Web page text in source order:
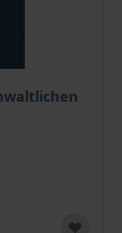
nach der